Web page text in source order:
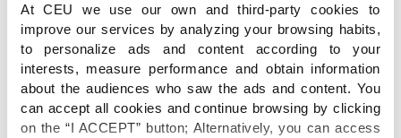
At CEU we use our own and third-party cookies to
improve our services by analyzing your browsing habits,
to personalize ads and content according to your
interests, measure performance and obtain information
about the audiences who saw the ads and content. You
can accept all cookies and continue browsing by clicking
on the “I ACCEPT” button; Alternatively, you can access
permitan llegar a todos los alumnos. Y contar
con herramientas que les faciliten su labor.
Como por ejemplo, Degree Advisor for Schools.
Esta plataforma permite al orientador conocer
los intereses de sus alumnos en cuanto a los
estudios universitarios que quieren cursar, en